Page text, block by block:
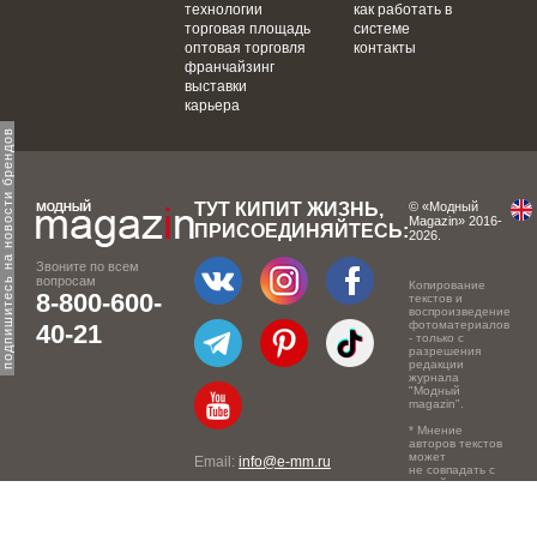
подпишитесь на новости брендов
технологии
торговая площадь
оптовая торговля
франчайзинг
выставки
карьера
как работать в
системе
контакты
Звоните по всем
вопросам
8-800-600-
40-21
ТУТ КИПИТ ЖИЗНЬ,
ПРИСОЕДИНЯЙТЕСЬ:
Email: info@e-mm.ru
© «Модный
Magazin» 2016-
2026.
Копирование
текстов и
воспроизведение
фотоматериалов
- только с
разрешения
редакции
журнала
"Модный
magazin".
* Мнение
авторов текстов
может
не совпадать с
точкой зрения